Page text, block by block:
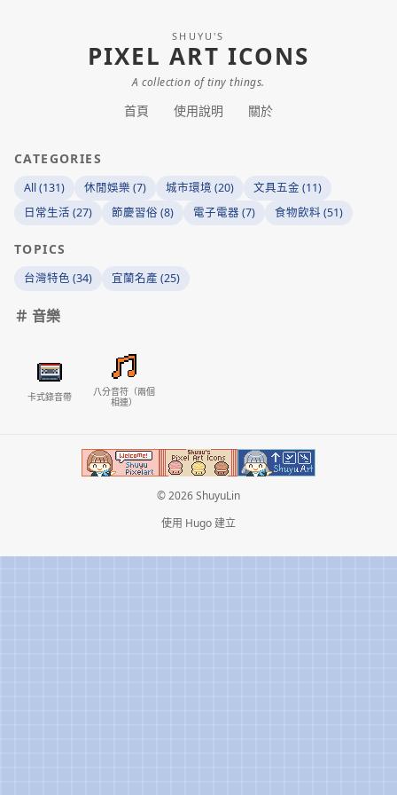
SHUYU'S
PIXEL ART ICONS
A collection of tiny things.
首頁 使用說明 關於
CATEGORIES
All (131) 休閒娛樂 (7) 城市環境 (20)
文具五金 (11)
日常生活 (27)
節慶習俗 (8) 電子電器 (7) 食物飲料 (51)
TOPICS
台灣特色 (34) 宜蘭名產 (25)
＃ 音樂
卡式錄音帶
八分音符（兩個
相連）
© 2026 ShuyuLin
使用 Hugo建立